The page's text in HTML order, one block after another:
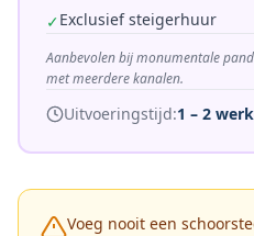
✓Exclusief steigerhuur
Aanbevolen bij monumentale
met meerdere kanalen.
Uitvoeringstijd:1 – 2
Voeg nooit een